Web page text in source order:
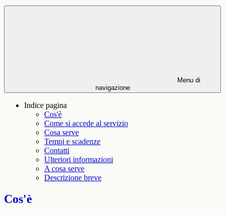
Menu di
navigazione
Indice pagina
Cos'è
Come si accede al servizio
Cosa serve
Tempi e scadenze
Contatti
Ulteriori informazioni
A cosa serve
Descrizione breve
Cos'è